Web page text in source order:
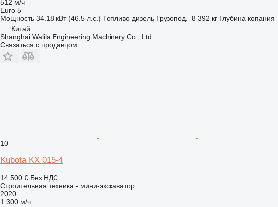
512 м/ч
Euro 5
Мощность 34.18 кВт (46.5 л.с.) Топливо дизель Грузопод. 8 392 кг Глубина копания
Китай
Shanghai Walila Engineering Machinery Co., Ltd.
Связаться с продавцом
10
Kubota KX 015-4
14 500 € Без НДС
Строительная техника - мини-экскаватор
2020
1 300 м/ч